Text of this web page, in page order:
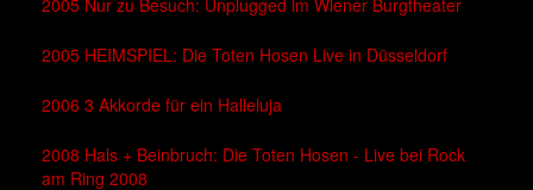
2005 Nur zu Besuch: Unplugged im Wiener Burgtheater
2005 HEIMSPIEL: Die Toten Hosen Live in Düsseldorf
2006 3 Akkorde für ein Halleluja
2008 Hals + Beinbruch: Die Toten Hosen - Live bei Rock
am Ring 2008